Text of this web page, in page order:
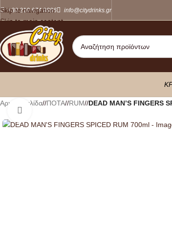
Skip to navigation
Skip to main content
+30 210 674 8886 info@citydrinks.gr
Αρχική σελίδα/ ΠΟΤΑ/ RUM/ DEAD MAN’S FINGERS